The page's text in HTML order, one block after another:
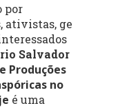
por
ativistas, ge
Salvador
Produções
no
é uma